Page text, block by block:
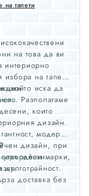
на тапети
на това да ви
интериорно
на тапети
който иска да
си. Разполагаме
които
дизайн.
модерна
дизайн, при
марки,
доставка без